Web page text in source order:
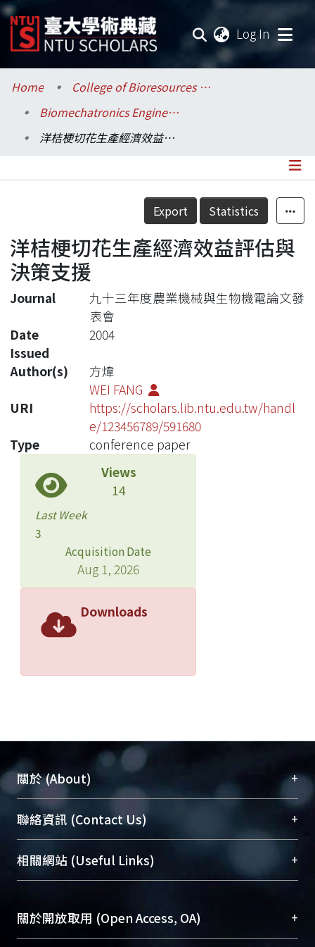
Log In
Communities & Collections
Research Outputs
Statistics
Home
College of Bioresources and Agriculture / 生物資源暨農學院
Biomechatronics Engineering / 生物機電工程學系
洋桔梗切花生產經濟效益評估與決策支援
Details
Export Statistics
洋桔梗切花生產經濟效益評估與
決策支援
Journal
九十三年度農業機械與生物機電論文發
表會
Date
Issued
2004
Author(s)
方煒
WEI FANG
URI
https://scholars.lib.ntu.edu.tw/handl
e/123456789/591680
Type
conference paper
Views
14
Last Week
3
Acquisition Date
Aug 1, 2026
Downloads
關於 (About) +
臺大位居世界頂尖大學之列，為永久珍藏及向國際
展現本校豐碩的研究成果及學術能量，圖書館整合
機構典藏（NTUR）與學術庫（AH）不同功能平
台，成為臺大學術典藏NTU scholars。期能整合研
成果。
To permanently archive and promote researcher
聯絡資訊 (Contact Us) +
總館學科館員(Main Library)
醫學圖書館學科館員(Medical Library)
Sciences Library)
相關網站 (Useful Links) +
關於開放取用 (Open Access, OA) +